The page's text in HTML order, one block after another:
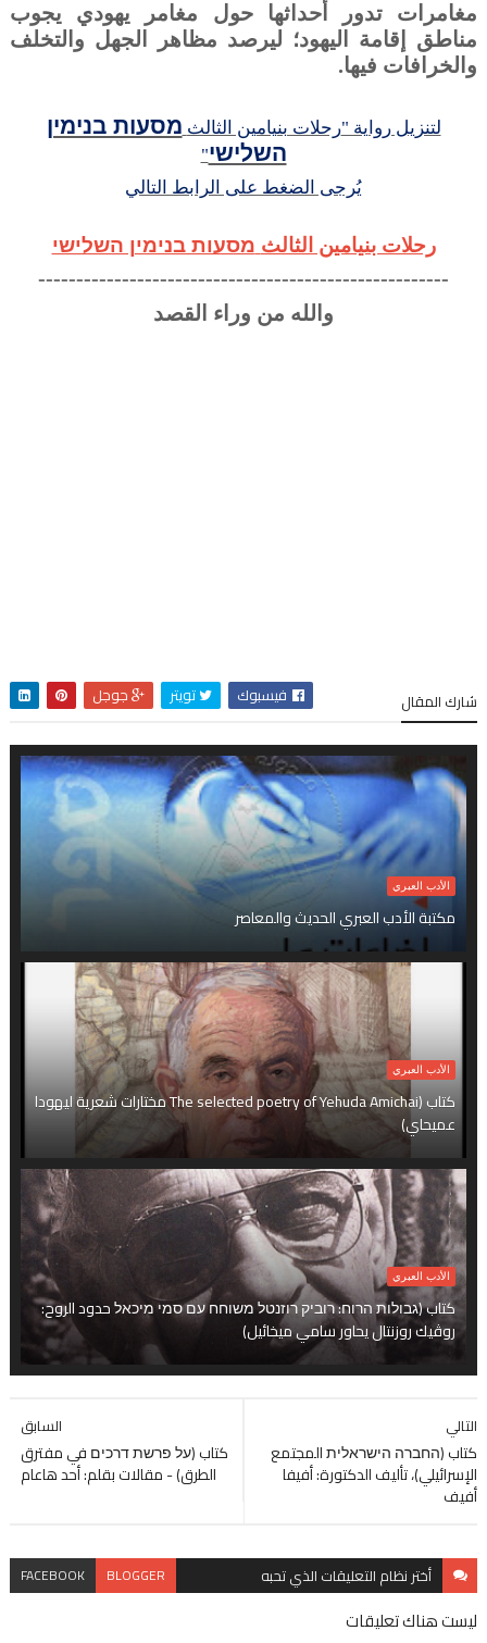
مغامرات تدور أحداثها حول مغامر يهودي يجوب
مناطق إقامة اليهود؛ ليرصد مظاهر الجهل والتخلف
والخرافات فيها.
لتنزيل رواية "رحلات بنيامين الثالث מסעות בנימין
השלישי"
يُرجى الضغط على الرابط التالي
رحلات بنيامين الثالث מסעות בנימין השלישי
------------------------------------------------------
والله من وراء القصد
شارك المقال فيسبوك تويتر جوجل
الأدب العبري
مكتبة الأدب العبري الحديث والمعاصر
الأدب العبري
كتاب (The selected poetry of Yehuda Amichai مختارات شعرية ليهودا
عميحاي)
الأدب العبري
كتاب (גבולות הרוח: רוביק רוזנטל משוחח עם סמי מיכאל حدود الروح:
روڤيك روزنتال يحاور سامي ميخائيل)
التالي
كتاب (החברה הישראלית المجتمع
الإسرائيلي)، تأليف الدكتورة: أفيفا
أفيف
السابق
كتاب (על פרשת דרכים في مفترق
الطرق) - مقالات بقلم: أحد هاعام
أختر نظام التعليقات الذي تحبه BLOGGER
FACEBOOK
ليست هناك تعليقات